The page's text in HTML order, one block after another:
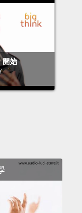
to most
that ended
it's—the ones
could
tough.
I think
確。而原因
性的人都會
開始